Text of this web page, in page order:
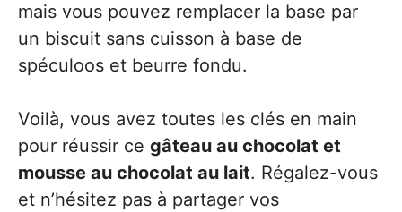
mais vous pouvez remplacer la base par
un biscuit sans cuisson à base de
spéculoos et beurre fondu.
Voilà, vous avez toutes les clés en main
pour réussir ce gâteau au chocolat et
mousse au chocolat au lait. Régalez-vous
et n’hésitez pas à partager vos